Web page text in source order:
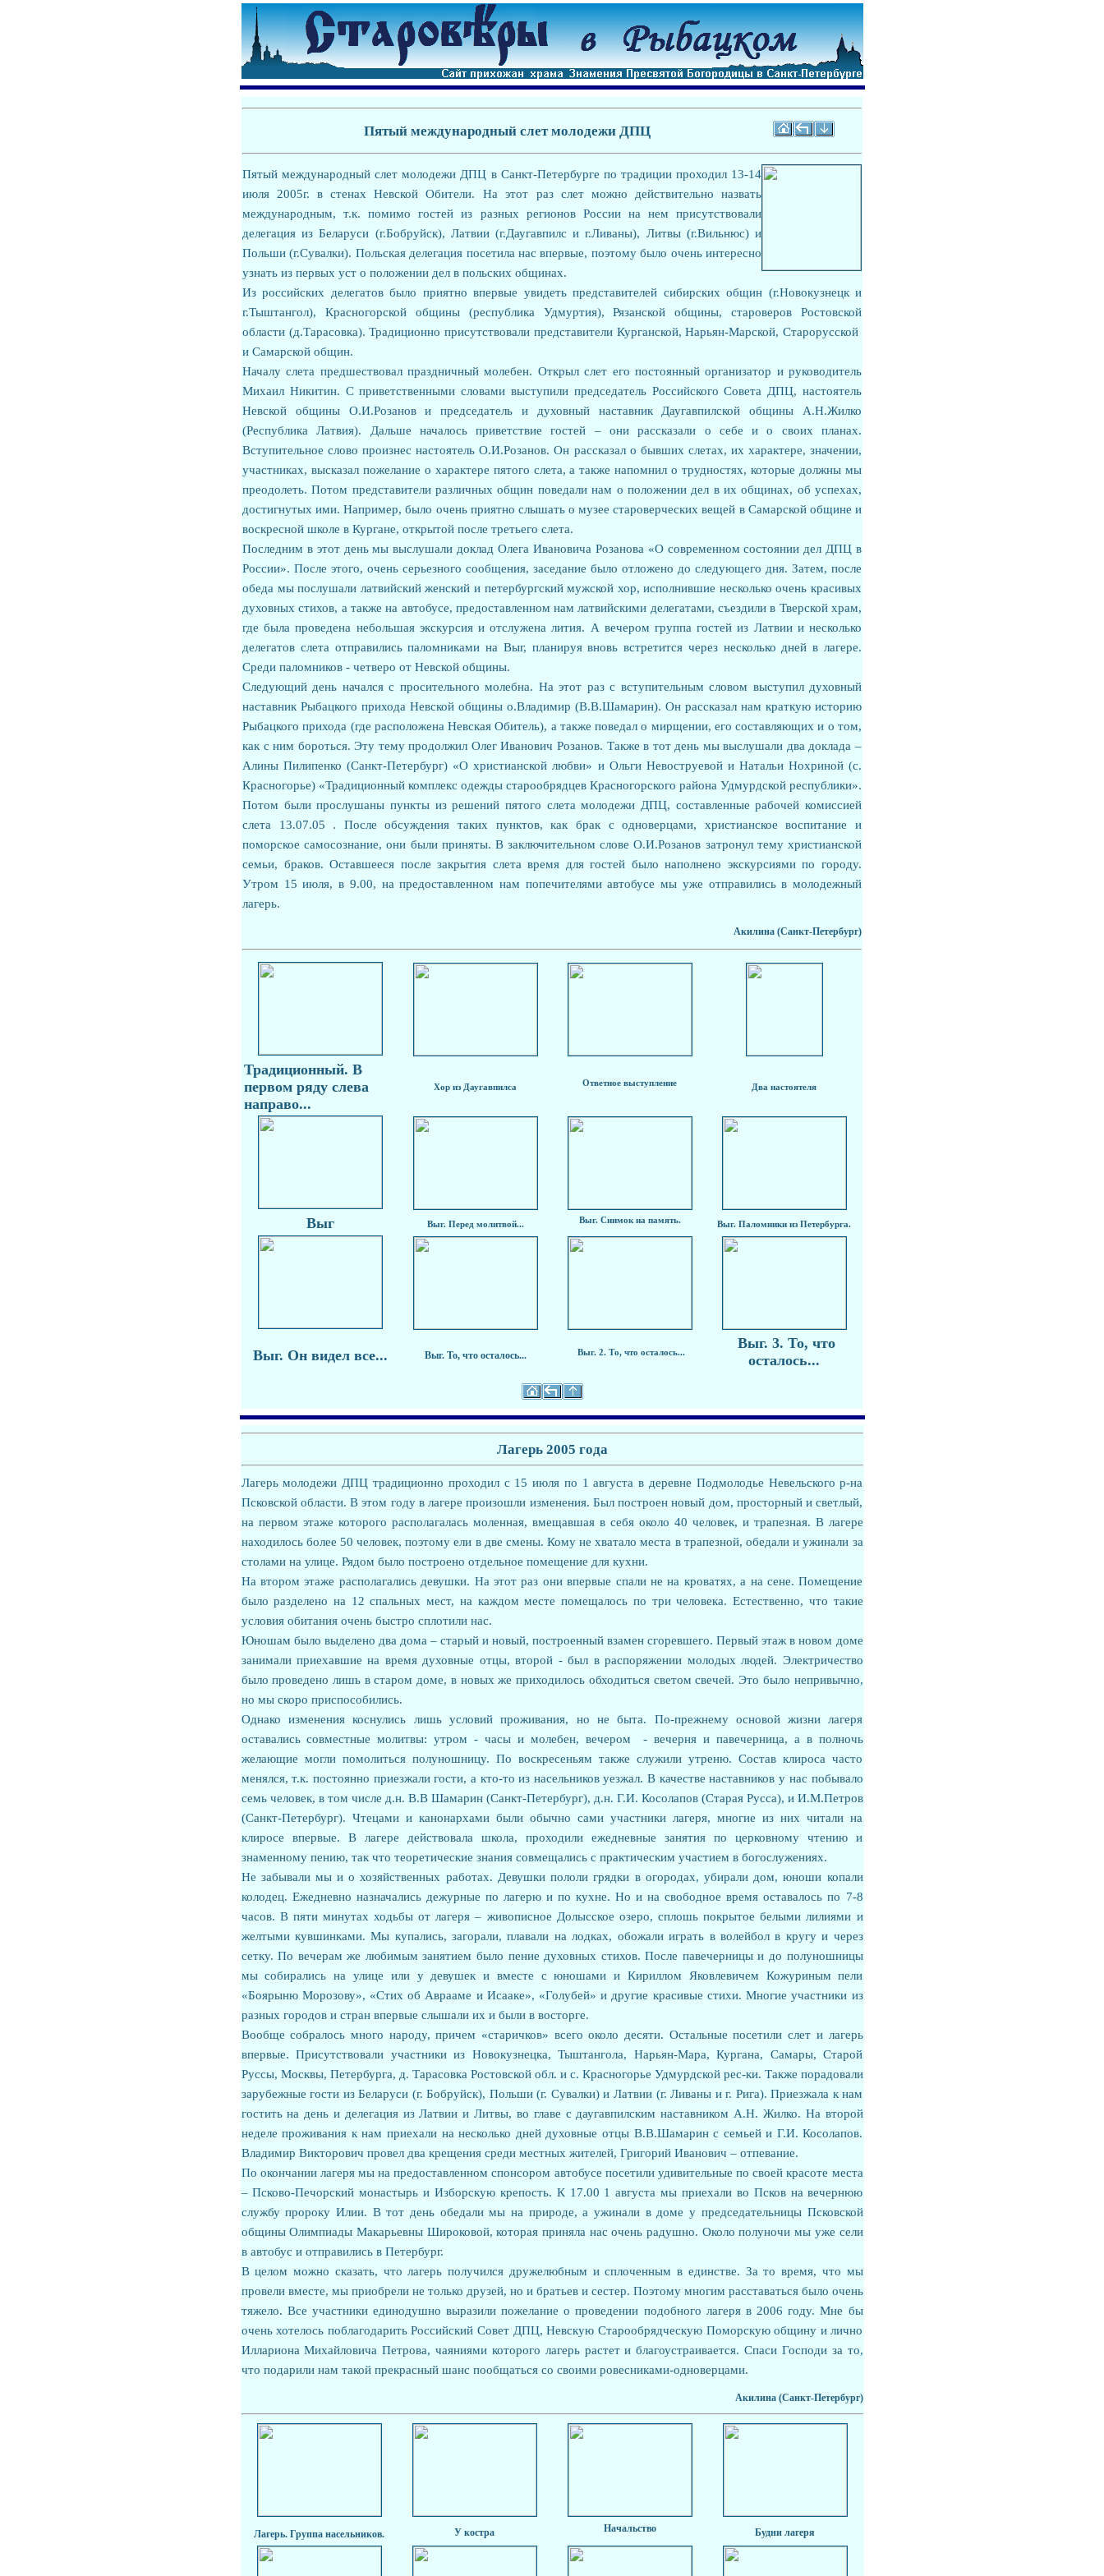
Пятый международный слет молодежи ДПЦ
Пятый международный слет молодежи ДПЦ в Санкт-Петербурге по традиции проходил 13-14
июля 2005г. в стенах Невской Обители. На этот
раз слет можно действительно назвать
международным, т.к. помимо гостей из разных регионов России на нем присутствовали
делегация из Беларуси (г.Бобруйск), Латвии (г.Даугавпилс и г.Ливаны), Литвы (г.Вильнюс) и
Польши (г.Сувалки). Польская делегация посетила нас впервые, поэтому было очень интересно
узнать из первых уст о положении дел в польских общинах.
Из российских делегатов было приятно впервые увидеть представителей сибирских общин (г.Новокузнецк и
г.Тыштангол), Красногорской общины (республика Удмуртия), Рязанской общины, староверов Ростовской
области (д.Тарасовка). Традиционно присутствовали представители Курганской, Нарьян-Марской, Старорусской
и Самарской общин.
Началу слета предшествовал праздничный молебен. Открыл слет его постоянный организатор и руководитель
Михаил Никитин. С приветственными словами выступили председатель Российского Совета ДПЦ, настоятель
Невской общины О.И.Розанов и председатель и духовный наставник Даугавпилской общины А.Н.Жилко
(Республика Латвия). Дальше началось приветствие гостей – они рассказали о себе и о своих планах.
Вступительное слово произнес настоятель О.И.Розанов. Он рассказал о бывших слетах, их характере, значении,
участниках, высказал пожелание о характере пятого слета, а также напомнил о трудностях, которые должны мы
преодолеть. Потом представители различных общин поведали нам о положении дел в их общинах, об успехах,
достигнутых ими. Например, было очень приятно слышать о музее староверческих вещей в Самарской общине и
воскресной школе в Кургане, открытой после третьего слета.
Последним в этот день мы выслушали доклад Олега Ивановича Розанова «О современном состоянии дел ДПЦ в
России». После этого, очень серьезного сообщения, заседание было отложено до следующего дня. Затем, после
обеда мы послушали латвийский женский и петербургский мужской хор, исполнившие несколько очень красивых
духовных стихов, а также на автобусе, предоставленном нам латвийскими делегатами, съездили в Тверской храм,
где была проведена небольшая экскурсия и отслужена лития. А вечером группа гостей из Латвии и несколько
делегатов слета отправились паломниками на Выг, планируя вновь встретится через несколько дней в лагере.
Среди паломников - четверо от Невской общины.
Следующий день начался с просительного молебна. На этот раз с вступительным словом выступил духовный
наставник Рыбацкого прихода Невской общины о.Владимир (В.В.Шамарин). Он рассказал нам краткую историю
Рыбацкого прихода (где расположена Невская Обитель), а также поведал о мирщении, его составляющих и о том,
как с ним бороться. Эту тему продолжил Олег Иванович Розанов. Также в тот день мы выслушали два доклада –
Алины Пилипенко (Санкт-Петербург) «О христианской любви» и Ольги Невоструевой и Натальи Нохриной (с.
Красногорье) «Традиционный комплекс одежды старообрядцев Красногорского района Удмурдской республики».
Потом были прослушаны пункты из решений пятого слета молодежи ДПЦ, составленные рабочей комиссией
слета 13.07.05 . После обсуждения таких пунктов, как брак с одноверцами, христианское воспитание и
поморское самосознание, они были приняты. В заключительном слове О.И.Розанов затронул тему христианской
семьи, браков. Оставшееся после закрытия слета время для гостей было наполнено экскурсиями по городу.
Утром 15 июля, в 9.00, на предоставленном нам попечителями автобусе мы уже отправились в молодежный
лагерь.
Акилина (Санкт-Петербург)
Традиционный. В
первом ряду слева
направо...
Хор из Даугавпилса Ответное выступление Два настоятеля
Выг Выг. Перед молитвой... Выг. Снимок на память. Выг. Паломники из Петербурга.
Выг. Он видел все... Выг. То, что осталось... Выг. 2. То, что осталось...
Выг. 3. То, что
осталось...
Лагерь 2005 года
Лагерь молодежи ДПЦ традиционно проходил с 15 июля по 1 августа в деревне Подмолодье Невельского р-на
Псковской области. В этом году в лагере произошли изменения. Был построен новый дом, просторный и светлый,
на первом этаже которого располагалась моленная, вмещавшая в себя около 40 человек, и трапезная. В лагере
находилось более 50 человек, поэтому ели в две смены. Кому не хватало места в трапезной, обедали и ужинали за
столами на улице. Рядом было построено отдельное помещение для кухни.
На втором этаже располагались девушки. На этот раз они впервые спали не на кроватях, а на сене. Помещение
было разделено на 12 спальных мест, на каждом месте помещалось по три человека. Естественно, что такие
условия обитания очень быстро сплотили нас.
Юношам было выделено два дома – старый и новый, построенный взамен сгоревшего. Первый этаж в новом доме
занимали приехавшие на время духовные отцы, второй - был в распоряжении молодых людей. Электричество
было проведено лишь в старом доме, в новых же приходилось обходиться светом свечей. Это было непривычно,
но мы скоро приспособились.
Однако изменения коснулись лишь условий проживания, но не быта. По-прежнему основой жизни лагеря
оставались совместные молитвы: утром - часы и молебен, вечером - вечерня и павечерница, а в полночь
желающие могли помолиться полуношницу. По воскресеньям также служили утреню. Состав клироса часто
менялся, т.к. постоянно приезжали гости, а кто-то из насельников уезжал. В качестве наставников у нас побывало
семь человек, в том числе д.н. В.В Шамарин (Санкт-Петербург), д.н. Г.И. Косолапов (Старая Русса), и И.М.Петров
(Санкт-Петербург). Чтецами и канонархами были обычно сами участники лагеря, многие из них читали на
клиросе впервые. В лагере действовала школа, проходили ежедневные занятия по церковному чтению и
знаменному пению, так что теоретические знания совмещались с практическим участием в богослужениях.
Не забывали мы и о хозяйственных работах. Девушки пололи грядки в огородах, убирали дом, юноши копали
колодец. Ежедневно назначались дежурные по лагерю и по кухне. Но и на свободное время оставалось по 7-8
часов. В пяти минутах ходьбы от лагеря – живописное Долысское озеро, сплошь покрытое белыми лилиями и
желтыми кувшинками. Мы купались, загорали, плавали на лодках, обожали играть в волейбол в кругу и через
сетку. По вечерам же любимым занятием было пение духовных стихов. После павечерницы и до полуношницы
мы собирались на улице или у девушек и вместе с юношами и Кириллом Яковлевичем Кожуриным пели
«Боярыню Морозову», «Стих об Аврааме и Исааке», «Голубей» и другие красивые стихи. Многие участники из
разных городов и стран впервые слышали их и были в восторге.
Вообще собралось много народу, причем «старичков» всего около десяти. Остальные посетили слет и лагерь
впервые. Присутствовали участники из Новокузнецка, Тыштангола, Нарьян-Мара, Кургана, Самары, Старой
Руссы, Москвы, Петербурга, д. Тарасовка Ростовской обл. и с. Красногорье Удмурдской рес-ки. Также порадовали
зарубежные гости из Беларуси (г. Бобруйск), Польши (г. Сувалки) и Латвии (г. Ливаны и г. Рига). Приезжала к нам
гостить на день и делегация из Латвии и Литвы, во главе с даугавпилским наставником А.Н. Жилко. На второй
неделе проживания к нам приехали на несколько дней духовные отцы В.В.Шамарин с семьей и Г.И. Косолапов.
Владимир Викторович провел два крещения среди местных жителей, Григорий Иванович – отпевание.
По окончании лагеря мы на предоставленном спонсором автобусе посетили удивительные по своей красоте места
– Псково-Печорский монастырь и Изборскую крепость. К 17.00 1 августа мы приехали во Псков на вечернюю
службу пророку Илии. В тот день обедали мы на природе, а ужинали в доме у председательницы Псковской
общины Олимпиады Макарьевны Широковой, которая приняла нас очень радушно. Около полуночи мы уже сели
в автобус и отправились в Петербург.
В целом можно сказать, что лагерь получился дружелюбным и сплоченным в единстве. За то время, что мы
провели вместе, мы приобрели не только друзей, но и братьев и сестер. Поэтому многим расставаться было очень
тяжело. Все участники единодушно выразили пожелание о проведении подобного лагеря в 2006 году. Мне бы
очень хотелось поблагодарить Российский Совет ДПЦ, Невскую Старообрядческую Поморскую общину и лично
Иллариона Михайловича Петрова, чаяниями которого лагерь растет и благоустраивается. Спаси Господи за то,
что подарили нам такой прекрасный шанс пообщаться со своими ровесниками-одноверцами.
Акилина (Санкт-Петербург)
Лагерь. Группа насельников. У костра Начальство Будни лагеря